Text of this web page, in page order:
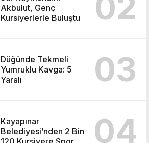
Akbulut, Genç
Kursiyerlerle Buluştu
Düğünde Tekmeli
Yumruklu Kavga: 5
Yaralı
03
Kayapınar
Belediyesi’nden 2 Bin
04